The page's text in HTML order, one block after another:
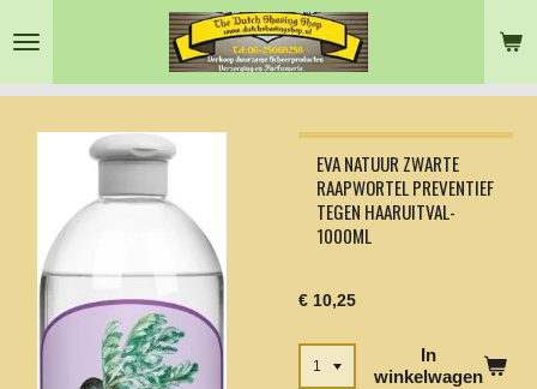
direct
de
EVA NATUUR ZWARTE
RAAPWORTEL PREVENTIEF
TEGEN HAARUITVAL-
1000ML
€ 10,25
In
winkelwagen